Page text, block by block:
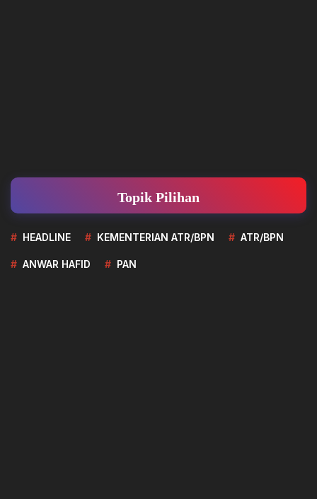
Topik Pilihan
HEADLINE KEMENTERIAN ATR/BPN ATR/BPN
ANWAR HAFID PAN